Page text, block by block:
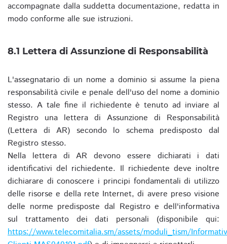
accompagnate dalla suddetta documentazione, redatta in
modo conforme alle sue istruzioni.
8.1 Lettera di Assunzione di Responsabilità
L'assegnatario di un nome a dominio si assume la piena
responsabilità civile e penale dell'uso del nome a dominio
stesso. A tale fine il richiedente è tenuto ad inviare al
Registro una lettera di Assunzione di Responsabilità
(Lettera di AR) secondo lo schema predisposto dal
Registro stesso.
Nella lettera di AR devono essere dichiarati i dati
identificativi del richiedente. Il richiedente deve inoltre
dichiarare di conoscere i principi fondamentali di utilizzo
delle risorse e della rete Internet, di avere preso visione
delle norme predisposte dal Registro e dell'informativa
sul trattamento dei dati personali (disponibile qui:
https://www.telecomitalia.sm/assets/moduli_tism/